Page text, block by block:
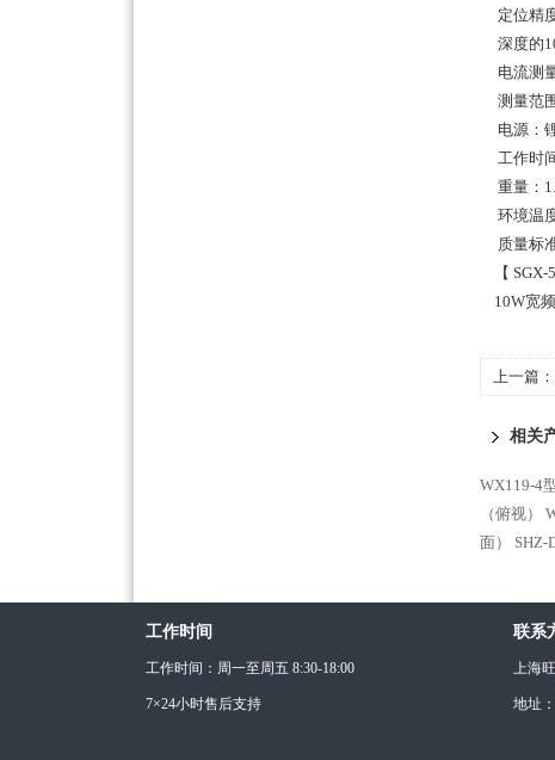
定位精度
深度的
电流测
测量范
电源：锂
工作时
重量：
环境温
质量标
【 SGX-
10W宽
上一篇：
相关
WX119-4
（俯视）
面）
SHZ-
工作时间
工作时间：周一至周五 8:30-18:00
7×24小时售后支持
联系
上海
地址